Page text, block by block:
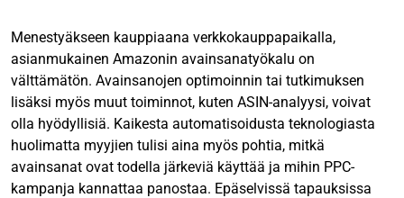
Menestyäkseen kauppiaana verkkokauppapaikalla,
asianmukainen Amazonin avainsanatyökalu on
välttämätön. Avainsanojen optimoinnin tai tutkimuksen
lisäksi myös muut toiminnot, kuten ASIN-analyysi, voivat
olla hyödyllisiä. Kaikesta automatisoidusta teknologiasta
huolimatta myyjien tulisi aina myös pohtia, mitkä
avainsanat ovat todella järkeviä käyttää ja mihin PPC-
kampanja kannattaa panostaa. Epäselvissä tapauksissa